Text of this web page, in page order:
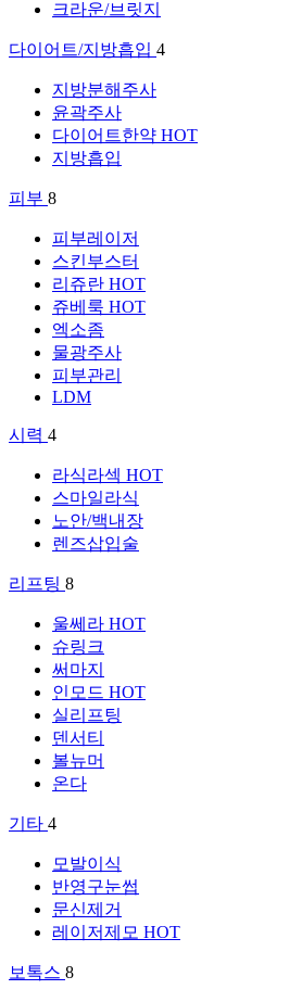
크라운/브릿지
다이어트/지방흡입 4
지방분해주사
윤곽주사
다이어트한약 HOT
지방흡입
피부 8
피부레이저
스킨부스터
리쥬란 HOT
쥬베룩 HOT
엑소좀
물광주사
피부관리
LDM
시력 4
라식라섹 HOT
스마일라식
노안/백내장
렌즈삽입술
리프팅 8
울쎄라 HOT
슈링크
써마지
인모드 HOT
실리프팅
덴서티
볼뉴머
온다
기타 4
모발이식
반영구눈썹
문신제거
레이저제모 HOT
보톡스 8